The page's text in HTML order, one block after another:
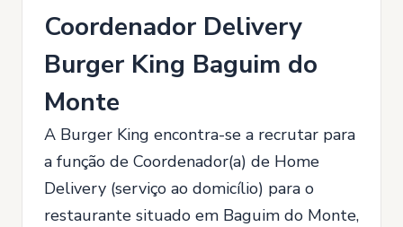
Coordenador Delivery
Burger King Baguim do
Monte
A Burger King encontra-se a recrutar para
a função de Coordenador(a) de Home
Delivery (serviço ao domicílio) para o
restaurante situado em Baguim do Monte,